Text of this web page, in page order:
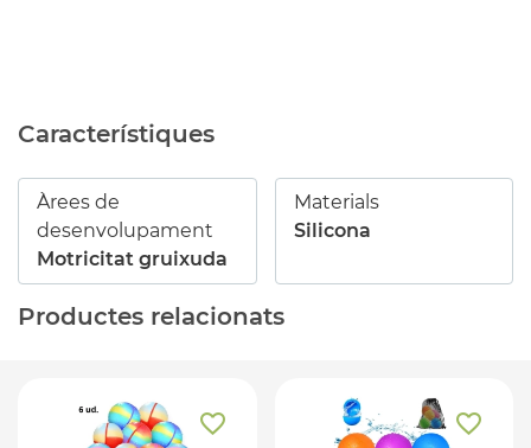
Característiques
Àrees de
desenvolupament
Motricitat gruixuda
Materials
Silicona
Productes relacionats